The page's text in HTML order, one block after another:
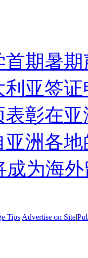
首期暑
亚签
彰在
洲各
成为海
Tips|Advertise on Site|